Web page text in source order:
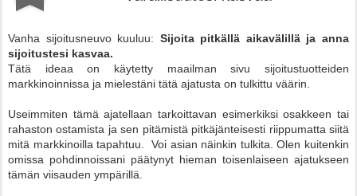
Vanha sijoitusneuvo kuuluu: Sijoita pitkällä aikavälillä ja anna
sijoitustesi kasvaa.
Tätä ideaa on käytetty maailman sivu sijoitustuotteiden
markkinoinnissa ja mielestäni tätä ajatusta on tulkittu väärin.
Useimmiten tämä ajatellaan tarkoittavan esimerkiksi osakkeen tai
rahaston ostamista ja sen pitämistä pitkäjänteisesti riippumatta siitä
mitä markkinoilla tapahtuu. Voi asian näinkin tulkita. Olen kuitenkin
omissa pohdinnoissani päätynyt hieman toisenlaiseen ajatukseen
tämän viisauden ympärillä.